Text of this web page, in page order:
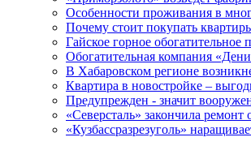
Особенности проживания в
Почему стоит покупать
Гайское горное обогатительное
Обогатительная компания
В Хабаровском регионе
Квартира в новостройке –
Предупрежден - значит
«Северсталь» закончила
«Кузбассразрезуголь»